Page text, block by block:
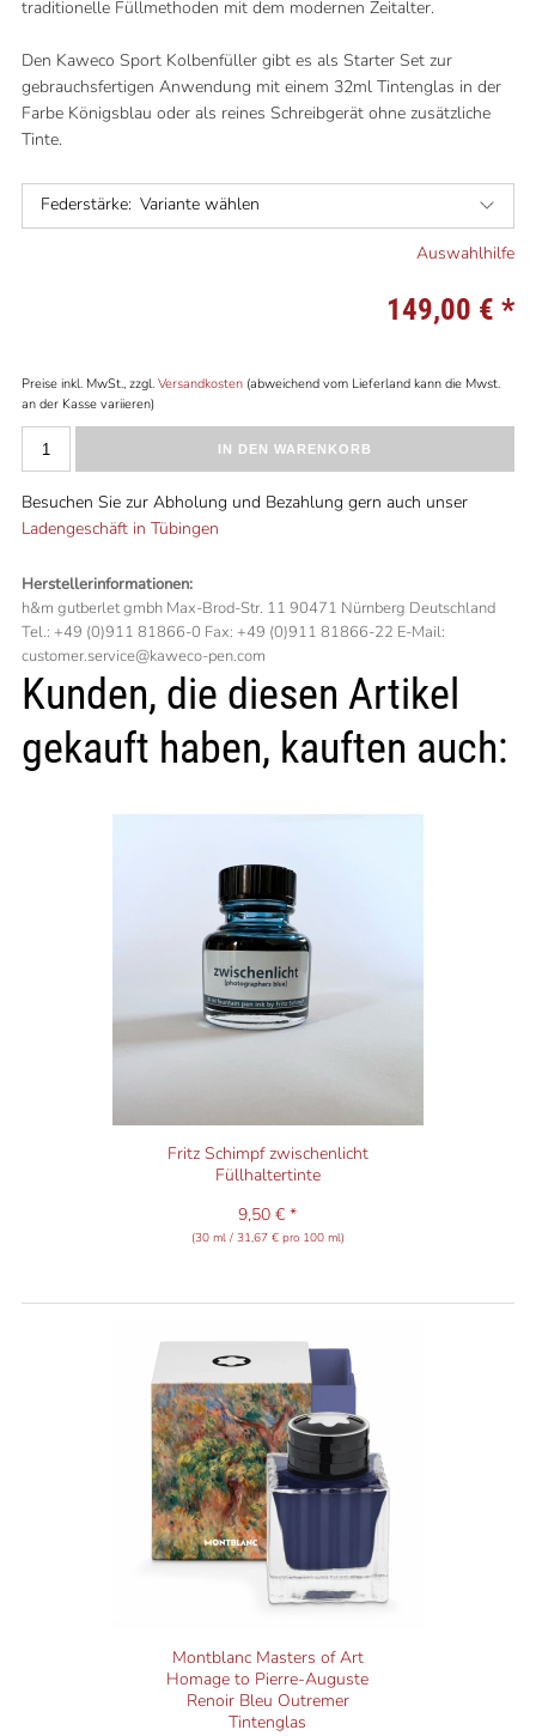
traditionelle Füllmethoden mit dem modernen Zeitalter.
Den Kaweco Sport Kolbenfüller gibt es als Starter Set zur
gebrauchsfertigen Anwendung mit einem 32ml Tintenglas in der
Farbe Königsblau oder als reines Schreibgerät ohne zusätzliche
Tinte.
Federstärke: Variante wählen
Auswahlhilfe
149,00 € *
Preise inkl. MwSt., zzgl. Versandkosten(abweichend vom Lieferland kann die Mwst.
an der Kasse variieren)
IN DEN WARENKORB
Besuchen Sie zur Abholung und Bezahlung gern auch unser
Ladengeschäft in Tübingen
Herstellerinformationen:
h&m gutberlet gmbh Max-Brod-Str. 11 90471 Nürnberg Deutschland
Tel.: +49 (0)911 81866-0 Fax: +49 (0)911 81866-22 E-Mail:
customer.service@kaweco-pen.com
Kunden, die diesen Artikel
gekauft haben, kauften auch:
Fritz Schimpf zwischenlicht
Füllhaltertinte
9,50 € *
(30 ml / 31,67 € pro 100 ml)
Montblanc Masters of Art
Homage to Pierre-Auguste
Renoir Bleu Outremer
Tintenglas